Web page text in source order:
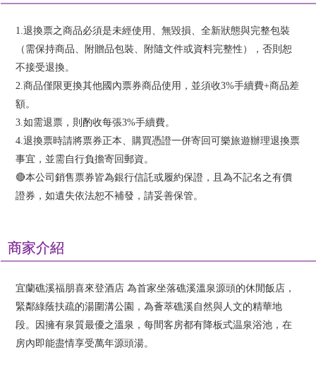
1.退換票之商品必須是未經使用、無毀損、全新狀態與完整包裝
（需保持商品、附贈品包裝、附隨文件或資料完整性），否則恕
不接受退換。
2.商品僅限更換其他國內票券商品使用，並須收3%手續費+商品差
額。
3.如需退票，則酌收每張3%手續費。
4.退換票時請將票券正本、購買憑證一併寄回可樂旅遊辦理退換票
事宜，並需自行負擔寄回郵資。
🔴本公司銷售票券皆為銀行信託或履約保證，且為不記名之有價
證券，如遺失依法恕不補發，請妥善保管。
商家介紹
宜蘭礁溪福朋喜來登酒店 為首家坐落礁溪溫泉源頭的休閒飯店，
緊鄰綠蔭扶疏的湯圍溝公園，為薈萃礁溪自然與人文的精華地
段。因擁有泉質最優之溫泉，每間客房都有降板式温泉浴池，在
房內即能盡情享受萬年源頭湯。